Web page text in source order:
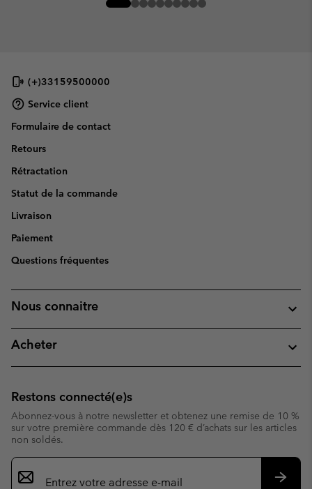
(+)33159500000
Service client
Formulaire de contact
Retours
Rétractation
Statut de la commande
Livraison
Paiement
Questions fréquentes
Nous connaitre
Acheter
Restons connecté(e)s
Abonnez-vous à notre newsletter et obtenez une remise de 10 %
sur votre première commande dès 120 € d’achats sur les articles
non soldés.
Inscription
par